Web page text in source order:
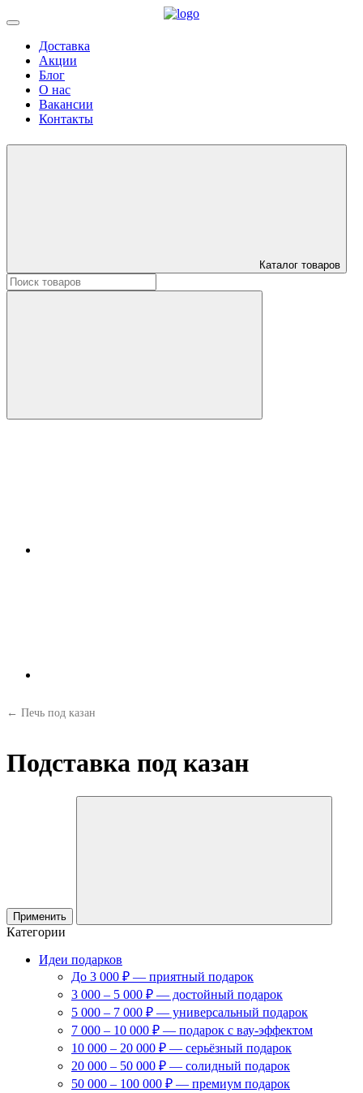
Доставка
Акции
Блог
О нас
Вакансии
Контакты
Каталог товаров
Искать:
← Печь под казан
Подставка под казан
Применить
Категории
Идеи подарков
До 3 000 ₽ — приятный подарок
3 000 – 5 000 ₽ — достойный подарок
5 000 – 7 000 ₽ — универсальный подарок
7 000 – 10 000 ₽ — подарок с вау-эффектом
10 000 – 20 000 ₽ — серьёзный подарок
20 000 – 50 000 ₽ — солидный подарок
50 000 – 100 000 ₽ — премиум подарок